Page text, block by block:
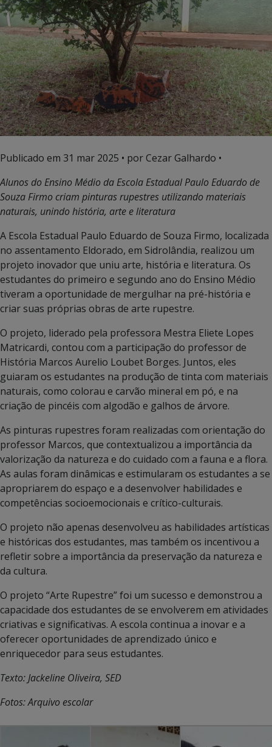
Publicado em 31 mar 2025 • por Cezar Galhardo •
Alunos do Ensino Médio da Escola Estadual Paulo Eduardo de
Souza Firmo criam pinturas rupestres utilizando materiais
naturais, unindo história, arte e literatura
A Escola Estadual Paulo Eduardo de Souza Firmo, localizada
no assentamento Eldorado, em Sidrolândia, realizou um
projeto inovador que uniu arte, história e literatura. Os
estudantes do primeiro e segundo ano do Ensino Médio
tiveram a oportunidade de mergulhar na pré-história e
criar suas próprias obras de arte rupestre.
O projeto, liderado pela professora Mestra Eliete Lopes
Matricardi, contou com a participação do professor de
História Marcos Aurelio Loubet Borges. Juntos, eles
guiaram os estudantes na produção de tinta com materiais
naturais, como colorau e carvão mineral em pó, e na
criação de pincéis com algodão e galhos de árvore.
As pinturas rupestres foram realizadas com orientação do
professor Marcos, que contextualizou a importância da
valorização da natureza e do cuidado com a fauna e a flora.
As aulas foram dinâmicas e estimularam os estudantes a se
apropriarem do espaço e a desenvolver habilidades e
competências socioemocionais e crítico-culturais.
O projeto não apenas desenvolveu as habilidades artísticas
e históricas dos estudantes, mas também os incentivou a
refletir sobre a importância da preservação da natureza e
da cultura.
O projeto “Arte Rupestre” foi um sucesso e demonstrou a
capacidade dos estudantes de se envolverem em atividades
criativas e significativas. A escola continua a inovar e a
oferecer oportunidades de aprendizado único e
enriquecedor para seus estudantes.
Texto: Jackeline Oliveira, SED
Fotos: Arquivo escolar